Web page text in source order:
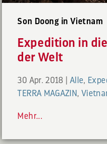
Son Doong in Vietnam
Expedition in
der Welt
30 Apr. 2018 Alle,
TERRA MAGAZIN,
Mehr...